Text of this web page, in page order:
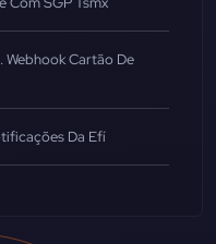
Webhook Cartão De
Da Efí